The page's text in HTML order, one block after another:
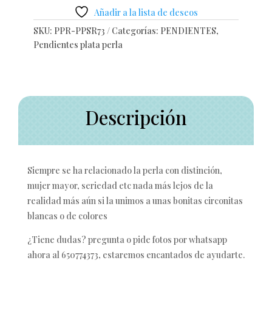
Añadir a la lista de deseos
SKU: PPR-PPSR73 Categorías: PENDIENTES,
Pendientes plata perla
Descripción
Siempre se ha relacionado la perla con distinción,
mujer mayor, seriedad etc nada más lejos de la
realidad más aún si la unimos a unas bonitas circonitas
blancas o de colores
¿Tiene dudas? pregunta o pide fotos por whatsapp
ahora al 650774373, estaremos encantados de ayudarte.